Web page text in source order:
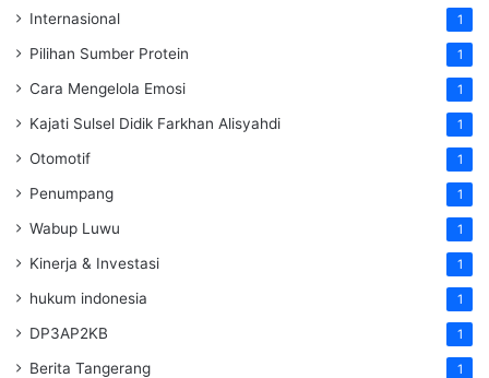
Internasional 1
Pilihan Sumber Protein 1
Cara Mengelola Emosi 1
Kajati Sulsel Didik Farkhan Alisyahdi 1
Otomotif 1
Penumpang 1
Wabup Luwu 1
Kinerja & Investasi 1
hukum indonesia 1
DP3AP2KB 1
Berita Tangerang 1